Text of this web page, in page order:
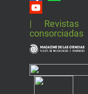
| Revistas
consorciadas